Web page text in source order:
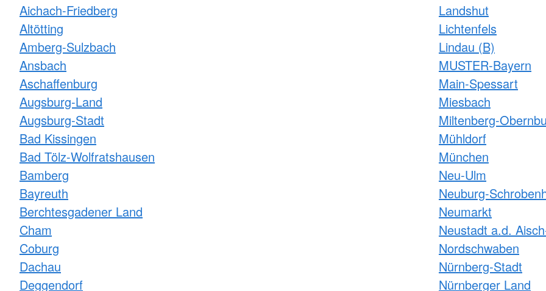
Aichach-Friedberg
Altötting
Amberg-Sulzbach
Ansbach
Aschaffenburg
Augsburg-Land
Augsburg-Stadt
Bad Kissingen
Bad Tölz-Wolfratshausen
Bamberg
Bayreuth
Berchtesgadener Land
Cham
Coburg
Dachau
Deggendorf
Landshut
Lichtenfels
Lindau (B)
MUSTER-Bayern
Main-Spessart
Miesbach
Miltenberg-
Mühldorf
München
Neu-Ulm
Neuburg-
Neumarkt
Neustadt a.d.
Nordschwaben
Nürnberg-Stadt
Nürnberger Land